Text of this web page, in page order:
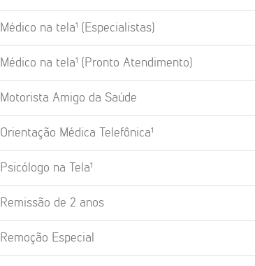
Médico na tela¹ (Especialistas)
Médico na tela¹ (Pronto Atendimento)
Motorista Amigo da Saúde
Orientação Médica Telefônica¹
Psicólogo na Tela¹
Remissão de 2 anos
Remoção Especial